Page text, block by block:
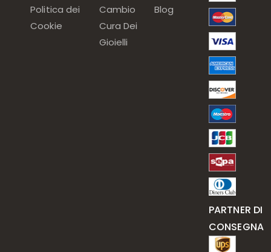
Politica dei
Cookie
Cambio
Cura Dei
Gioielli
Blog
PARTNER DI
CONSEGNA